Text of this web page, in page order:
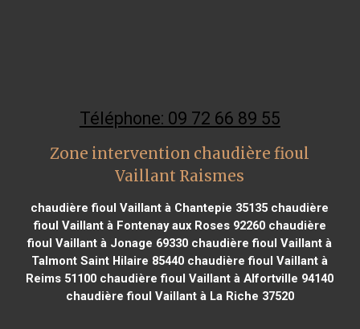
Téléphone: 09 72 66 89 55
Zone intervention chaudière fioul
Vaillant Raismes
chaudière fioul Vaillant à Chantepie 35135 chaudière
fioul Vaillant à Fontenay aux Roses 92260chaudière
fioul Vaillant à Jonage 69330 chaudière fioul Vaillant à
Talmont Saint Hilaire 85440 chaudière fioul Vaillant à
Reims 51100 chaudière fioul Vaillant à Alfortville 94140
chaudière fioul Vaillant à La Riche 37520